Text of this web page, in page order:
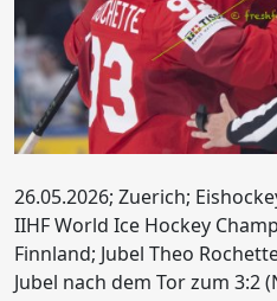
26.05.2026; Zuerich;
IIHF World Ice Hockey
Finnland; Jubel Theo
Jubel nach dem Tor zum 3:2